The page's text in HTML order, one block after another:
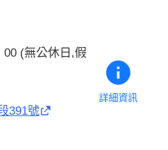
00 (無公休日,假
391號
詳細資訊